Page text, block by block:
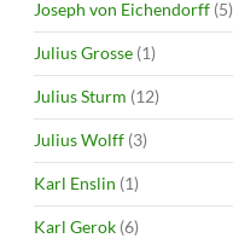
Joseph von Eichendorff (5)
Julius Grosse (1)
Julius Sturm (12)
Julius Wolff (3)
Karl Enslin (1)
Karl Gerok (6)